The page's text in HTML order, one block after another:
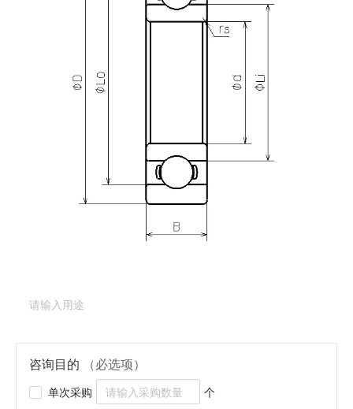
需要更多关于R-1450的详细信息？
请填写表格，与美蓓亚三美的产品专家取得联系。
深沟球轴承（基本型）产品型号：
咨询目的 （必选项）
单次采购 个